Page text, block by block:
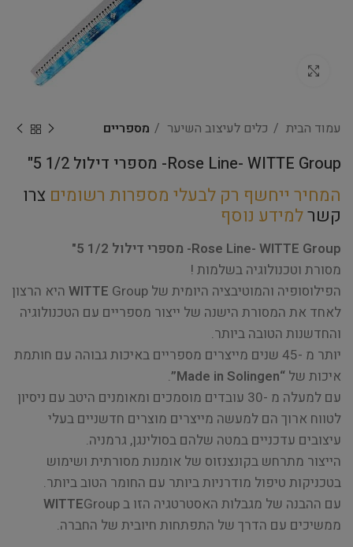
עמוד הבית כלים לעיצוב השיער מספריים
Rose Line- WITTE Group- מספרי דילול 1/2 5"
המחיר ייחשף רק לבעלי מספרות רשומים צרו
קשרלמידע נוסף
Rose Line- WITTE Group- מספרי דילול 1/2 5"
מסורת וטכנולוגיה בשלמות !
הפילוסופיה והמוטיבציה היומית של
WITTE Group היא הרצון
לאחד את המסורת הישנה של ייצור מספריים עם הטכנולוגיה
והחדשנות הטובה ביותר.
יותר מ -45 שנים מייצרים מספריים באיכות גבוהה עם חותמת
איכות של “Made in Solingen”
.
עם למעלה מ -30 עובדים מוסמכים ומאומנים היטב עם ניסיון
לטווח ארוך הם למעשה מייצרים מוצרים חדשניים בעלי
עיצובים עדכניים במטה שלהם בסולינגן, גרמניה.
הייצור מתרחש בקונצנזוס של אומנות מסורתית ושימוש
בטכניקות טיפול מודרניות ביותר עם החומר הטוב ביותר.
עם ההבנה של מגבלות האסטרטגיה הזו ב
WITTEGroup
ממשיכים עם הדרך של התפתחות חיובית של החברה.